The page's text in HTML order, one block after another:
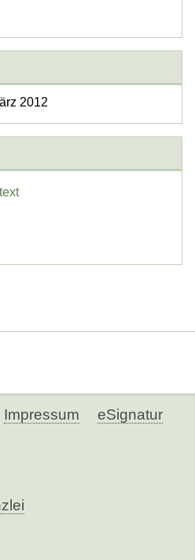
2012
Impressum eSignatur